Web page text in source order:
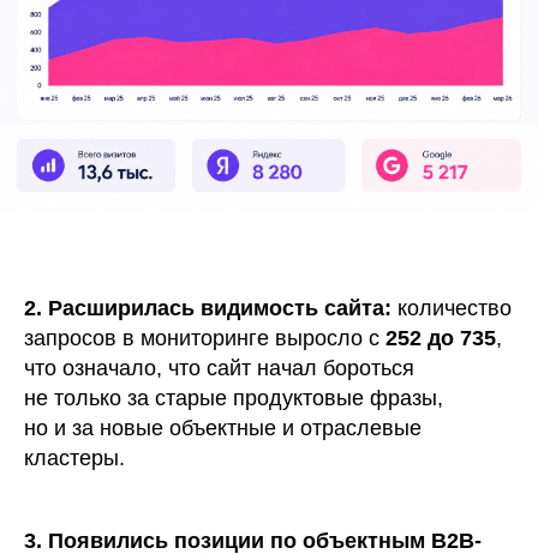
2. Расширилась видимость сайта: количество
запросов в мониторинге выросло с 252 до 735,
что означало, что сайт начал бороться
не только за старые продуктовые фразы,
но и за новые объектные и отраслевые
кластеры.
3. Появились позиции по объектным B2B-